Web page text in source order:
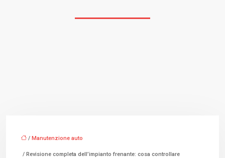
/ Manutenzione auto
/ Revisione completa dell’impianto frenante: cosa controllare